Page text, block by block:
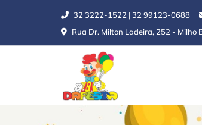
32 3222-1522 | 32 99123-0688
Rua Dr. Milton Ladeira, 252 - Milho